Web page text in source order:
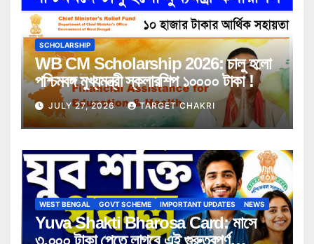
SCHOLARSHIP
WB CM Scholarship 2026: চালু হলো
পশ্চিমবঙ্গ মুখ্যমন্ত্রী স্কলারশিপ ১০০০০ টাকা !
JULY 27, 2026 TARGET CHAKRI
WEST BENGAL GOVT SCHEME IMPORTANT UPDATES NEWS
Yuva Shakti Bharosa Card: মাসে
৩,০০০ টাকা পেতে লাগবে এই গুরুত্বপূর্ণ